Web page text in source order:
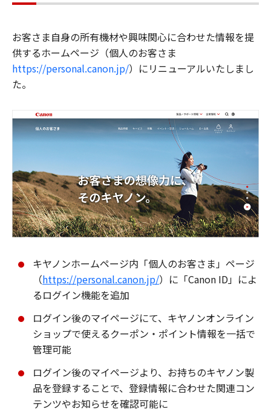
お客さま自身の所有機材や興味関心に合わせた情報を提
供するホームページ（個人のお客さま
https://personal.canon.jp/）にリニューアルいたしまし
た。
キヤノンホームページ内「個人のお客さま」ページ
（https://personal.canon.jp/）に「Canon ID」によ
るログイン機能を追加
ログイン後のマイページにて、キヤノンオンライン
ショップで使えるクーポン・ポイント情報を一括で
管理可能
ログイン後のマイページより、お持ちのキヤノン製
品を登録することで、登録情報に合わせた関連コン
テンツやお知らせを確認可能に